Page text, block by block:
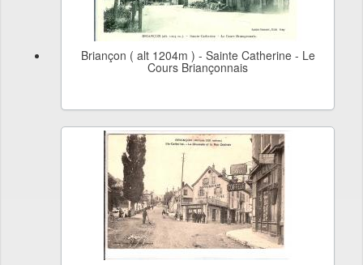
Briançon ( alt 1204m ) - Sainte Catherine - Le
Cours Briançonnais